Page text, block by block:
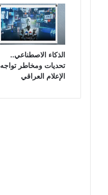
الذكاء الاصطناعي..
تحديات ومخاطر تواجه
الإعلام العراقي